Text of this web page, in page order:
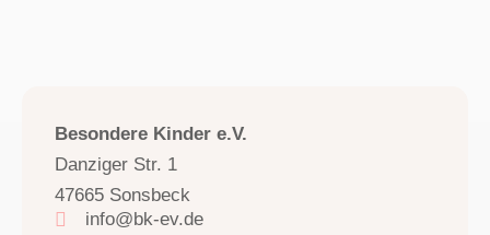
auf den eigentlichen Inhalt zuzugreifen, klicken Sie auf die
Schaltfläche unten. Bitte beachten Sie, dass dabei Daten an
Drittanbieter weitergegeben werden.
Besondere Kinder e.V.
Danziger Str. 1
47665 Sonsbeck
info@bk-ev.de